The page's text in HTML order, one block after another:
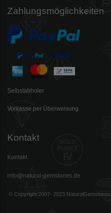
Zahlungsmöglichkeiten
Selbstabholer
Vorkasse per Überweisung
Kontakt
Kontakt
info@natural-gemstones.de
© Copyright 2007- 2023 NaturalGemstones